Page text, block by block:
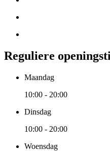
Reguliere
Maandag
10:00 - 20:00
Dinsdag
10:00 - 20:00
Woensdag